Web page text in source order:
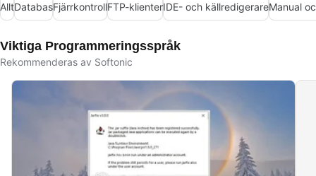
AlltDatabasFjärrkontrollFTP-klienterIDE- och källredigerareManual
Viktiga Programmeringsspråk
Rekommenderas av Softonic